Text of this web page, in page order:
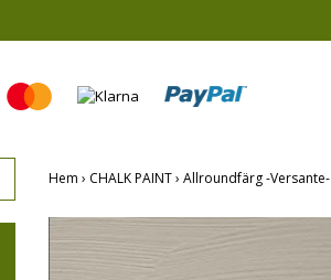
Hem › CHALK PAINT› Allroundfärg -Versante-